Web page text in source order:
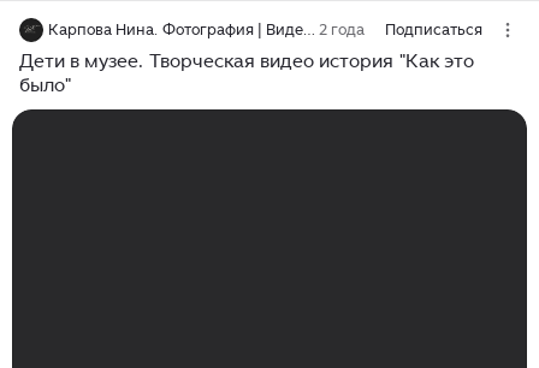
Карпова Нина. Фотография | Видеография 2 года Подписаться
Дети в музее. Творческая видео история "Как это
было"